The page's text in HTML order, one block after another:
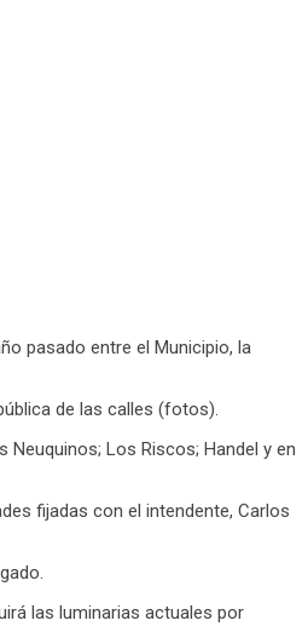
pasado entre el Municipio, la
de las calles (fotos).
Neuquinos; Los Riscos; Handel y en
fijadas con el intendente, Carlos
las luminarias actuales por